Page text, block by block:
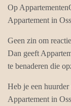
Op
Appartement in
Geen zin om
Dan geeft
te benaderen die
Heb je een
Appartement in